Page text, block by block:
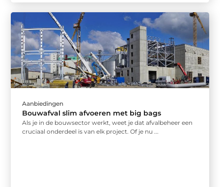
Aanbiedingen
Bouwafval slim afvoeren met big bags
Als je in de bouwsector werkt, weet je dat afvalbeheer een
cruciaal onderdeel is van elk project. Of je nu ...